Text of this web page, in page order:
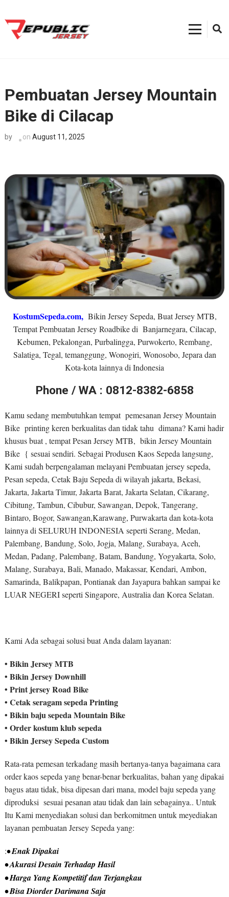
to
content
Kostum Sepeda
0812-8382-6858, Toko Kostum Terdekat, Tempat Buat Jersey Bekasi
Pembuatan Jersey Mountain
Bike di Cilacap
by on August 11, 2025
KostumSepeda.com, Bikin Jersey Sepeda, Buat Jersey MTB,
Tempat Pembuatan Jersey Roadbike di Banjarnegara, Cilacap,
Kebumen, Pekalongan, Purbalingga, Purwokerto, Rembang,
Salatiga, Tegal, temanggung, Wonogiri, Wonosobo, Jepara dan
Kota-kota lainnya di Indonesia
Phone / WA : 0812-8382-6858
Kamu sedang membutuhkan tempat pemesanan Jersey Mountain
Bike printing keren berkualitas dan tidak tahu dimana? Kami hadir
khusus buat , tempat Pesan Jersey MTB, bikin Jersey Mountain
Bike { sesuai sendiri. Sebagai Produsen Kaos Sepeda langsung,
Kami sudah berpengalaman melayani Pembuatan jersey sepeda,
Pesan sepeda, Cetak Baju Sepeda di wilayah jakarta, Bekasi,
Jakarta, Jakarta Timur, Jakarta Barat, Jakarta Selatan, Cikarang,
Cibitung, Tambun, Cibubur, Sawangan, Depok, Tangerang,
Bintaro, Bogor, Sawangan,Karawang, Purwakarta dan kota-kota
lainnya di SELURUH INDONESIA seperti Serang, Medan,
Palembang, Bandung, Solo, Jogja, Malang, Surabaya, Aceh,
Medan, Padang, Palembang, Batam, Bandung, Yogyakarta, Solo,
Malang, Surabaya, Bali, Manado, Makassar, Kendari, Ambon,
Samarinda, Balikpapan, Pontianak dan Jayapura bahkan sampai ke
LUAR NEGERI seperti Singapore, Australia dan Korea Selatan.
Kami Ada sebagai solusi buat Anda dalam layanan:
• Bikin Jersey MTB
• Bikin Jersey Downhill
• Print jersey Road Bike
• Cetak seragam sepeda Printing
• Bikin baju sepeda Mountain Bike
• Order kostum klub sepeda
• Bikin Jersey Sepeda Custom
Rata-rata pemesan terkadang masih bertanya-tanya bagaimana cara
order kaos sepeda yang benar-benar berkualitas, bahan yang dipakai
bagus atau tidak, bisa dipesan dari mana, model baju sepeda yang
diproduksi sesuai pesanan atau tidak dan lain sebagainya.. Untuk
Itu Kami menyediakan solusi dan berkomitmen untuk meyediakan
layanan pembuatan Jersey Sepeda yang:
:• Enak Dipakai
• Akurasi Desain Terhadap Hasil
• Harga Yang Kompetitif dan Terjangkau
• Bisa Diorder Darimana Saja